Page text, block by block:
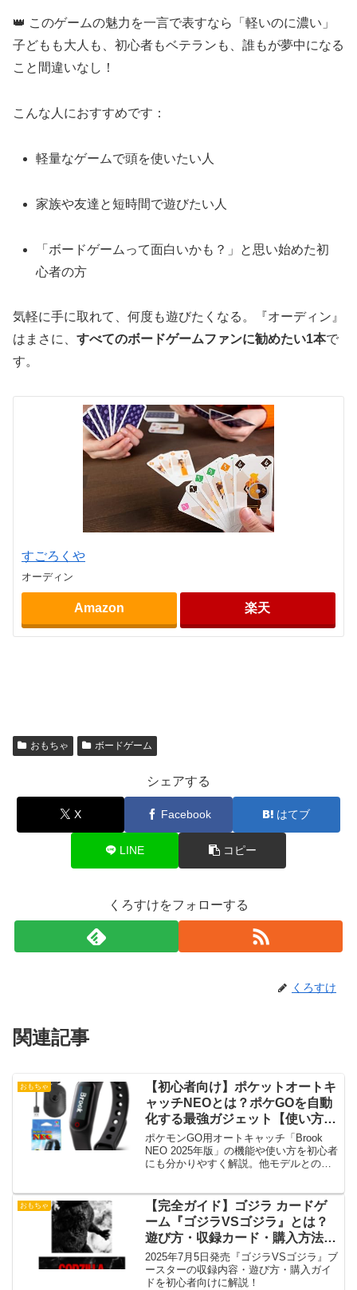
👑 このゲームの魅力を一言で表すなら「軽いのに濃い」
子どもも大人も、初心者もベテランも、誰もが夢中になる
こと間違いなし！
こんな人におすすめです：
軽量なゲームで頭を使いたい人
家族や友達と短時間で遊びたい人
「ボードゲームって面白いかも？」と思い始めた初
心者の方
気軽に手に取れて、何度も遊びたくなる。『オーディン』
はまさに、 すべてのボードゲームファンに勧めたい1本で
す。
すごろくや
オーディン
Amazon 楽天
おもちゃ ボードゲーム
シェアする
X Facebook はてブ
LINE コピー
くろすけをフォローする
くろすけ
関連記事
おもちゃ
【初心者向け】ポケットオートキ
ャッチNEOとは？ポケGOを自動
化する最強ガジェット【使い方付
き】
ポケモンGO用オートキャッチ「Brook
NEO 2025年版」の機能や使い方を初心者
にも分かりやすく解説。他モデルとの比
おもちゃ
【完全ガイド】ゴジラ カードゲ
ーム『ゴジラVSゴジラ』とは？
遊び方・収録カード・購入方法ま
とめ
2025年7月5日発売『ゴジラVSゴジラ』ブ
ースターの収録内容・遊び方・購入ガイ
ドを初心者向けに解説！